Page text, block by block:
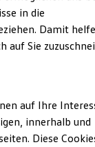
in die
Damit
auf Sie
auf Ihre
innerhalb und
Diese